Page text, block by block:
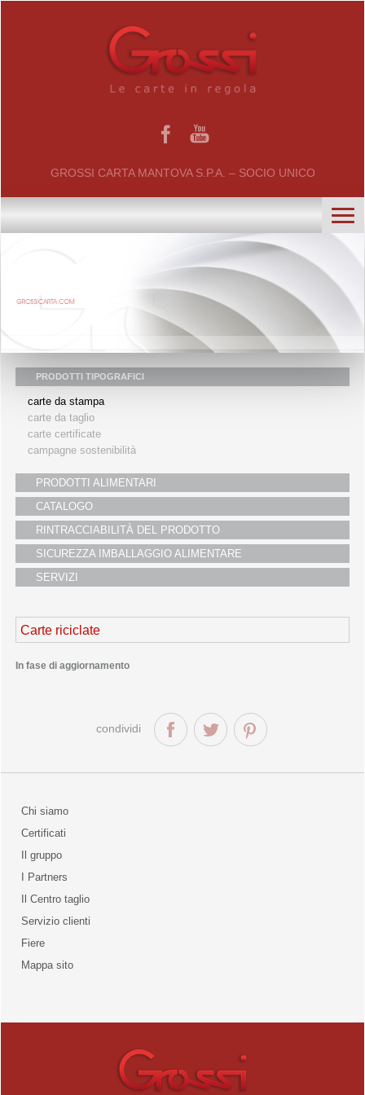
GROSSI CARTA MANTOVA S.P.A. – SOCIO UNICO
i partners
servizio clienti
fiere
PRODOTTI TIPOGRAFICI
carte da stampa
carte da taglio
carte certificate
campagne sostenibilità
PRODOTTI ALIMENTARI
CATALOGO
RINTRACCIABILITÀ DEL PRODOTTO
SICUREZZA IMBALLAGGIO ALIMENTARE
SERVIZI
Carte riciclate
In fase di aggiornamento
condividi
Chi siamo
qualità
Certificati
Il gruppo
I Partners
Il Centro taglio
Servizio clienti
Fiere
Mappa sito